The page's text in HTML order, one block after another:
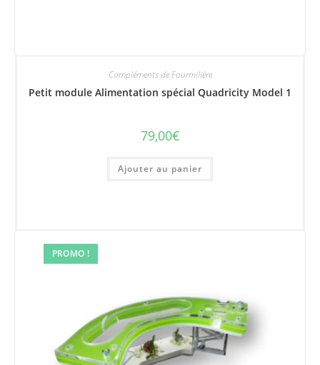
Compléments de Fourmilière
Petit module Alimentation spécial Quadricity Model 1
79,00€
Ajouter au panier
PROMO !